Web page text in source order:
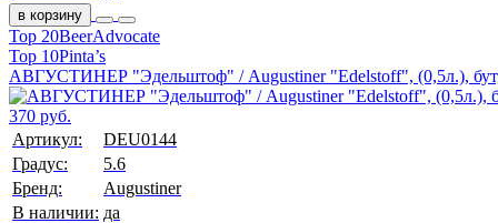
в корзину
Top 20BeerAdvocate
Top 10Pinta’s
АВГУСТИНЕР "Эдельштоф" / Augustiner "Edelstoff", (0,5л.), бут,
370 руб.
Артикул:
DEU0144
Градус:
5.6
Бренд:
Augustiner
В наличии: да